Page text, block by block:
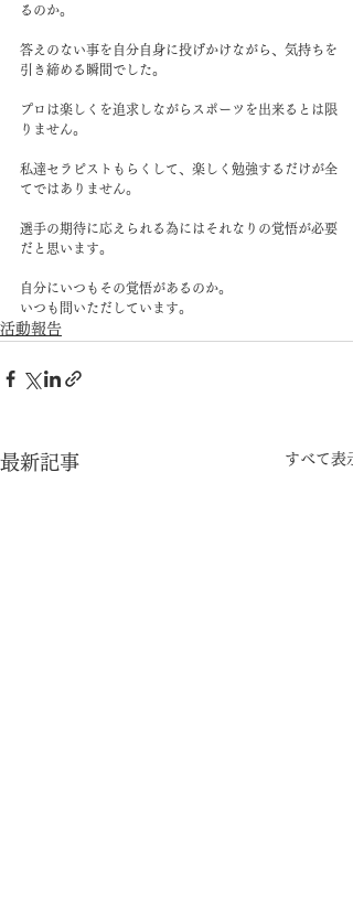
るのか。
答えのない事を自分自身に投げかけながら、気持ちを
引き締める瞬間でした。
プロは楽しくを追求しながらスポーツを出来るとは限
りません。
私達セラピストもらくして、楽しく勉強するだけが全
てではありません。
選手の期待に応えられる為にはそれなりの覚悟が必要
だと思います。
自分にいつもその覚悟があるのか。
いつも問いただしています。
活動報告
最新記事 すべて表示